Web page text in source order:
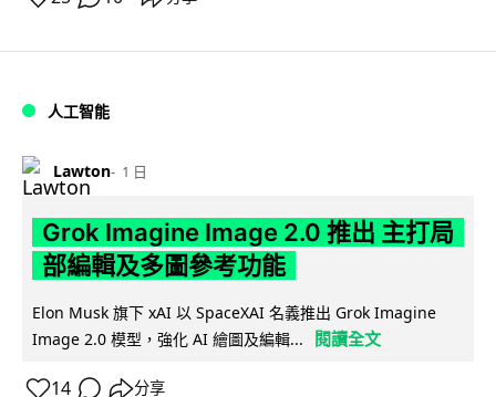
人工智能
Lawton 1 日
Grok Imagine Image 2.0 推出 主打局
部編輯及多圖參考功能
Elon Musk 旗下 xAI 以 SpaceXAI 名義推出 Grok Imagine
Image 2.0 模型，強化 AI 繪圖及編輯...
閱讀全文
14 分享